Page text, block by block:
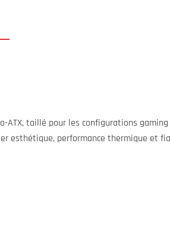
ATX, taillé pour les configurations
esthétique, performance thermique et